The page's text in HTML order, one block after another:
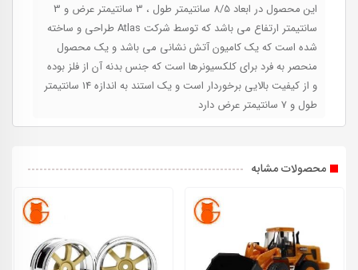
این محصول در ابعاد 8/5 سانتیمتر طول ، 3 سانتیمتر عرض و 3
سانتیمتر ارتفاع می باشد که توسط شرکت Atlas طراحی و ساخته
شده است که یک کامیون آتش نشانی می باشد و یک محصول
منحصر به فرد برای کلکسیونرها است که جنس بدنه آن از فلز بوده
و از کیفیت بالایی برخوردار است و یک استند به اندازه 14 سانتیمتر
طول و 7 سانتیمتر عرض دارد
محصولات مشابه